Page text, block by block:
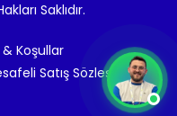
Saklıdır.
Koşullar
Satış Sözleşmesi